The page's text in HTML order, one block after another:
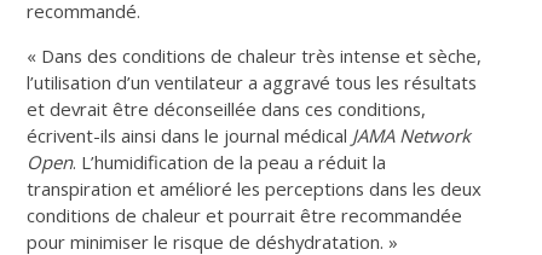
recommandé.
« Dans des conditions de chaleur très intense et sèche,
l’utilisation d’un ventilateur a aggravé tous les résultats
et devrait être déconseillée dans ces conditions,
écrivent-ils ainsi dans le journal médical JAMA Network
Open. L’humidification de la peau a réduit la
transpiration et amélioré les perceptions dans les deux
conditions de chaleur et pourrait être recommandée
pour minimiser le risque de déshydratation. »